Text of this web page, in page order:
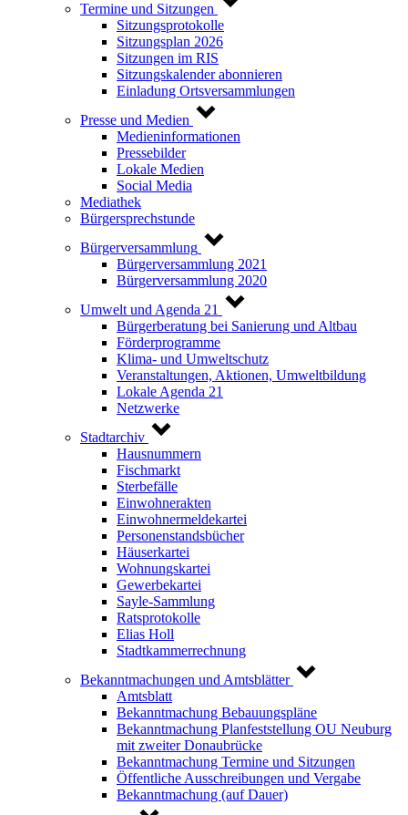
Termine und Sitzungen
Sitzungsprotokolle
Sitzungsplan 2026
Sitzungen im RIS
Sitzungskalender abonnieren
Einladung Ortsversammlungen
Presse und Medien
Medieninformationen
Pressebilder
Lokale Medien
Social Media
Mediathek
Bürgersprechstunde
Bürgerversammlung
Bürgerversammlung 2021
Bürgerversammlung 2020
Umwelt und Agenda 21
Bürgerberatung bei Sanierung und Altbau
Förderprogramme
Klima- und Umweltschutz
Veranstaltungen, Aktionen, Umweltbildung
Lokale Agenda 21
Netzwerke
Stadtarchiv
Hausnummern
Fischmarkt
Sterbefälle
Einwohnerakten
Einwohnermeldekartei
Personenstandsbücher
Häuserkartei
Wohnungskartei
Gewerbekartei
Sayle-Sammlung
Ratsprotokolle
Elias Holl
Stadtkammerrechnung
Bekanntmachungen und Amtsblätter
Amtsblatt
Bekanntmachung Bebauungspläne
Bekanntmachung Planfeststellung OU Neuburg
mit zweiter Donaubrücke
Bekanntmachung Termine und Sitzungen
Öffentliche Ausschreibungen und Vergabe
Bekanntmachung (auf Dauer)